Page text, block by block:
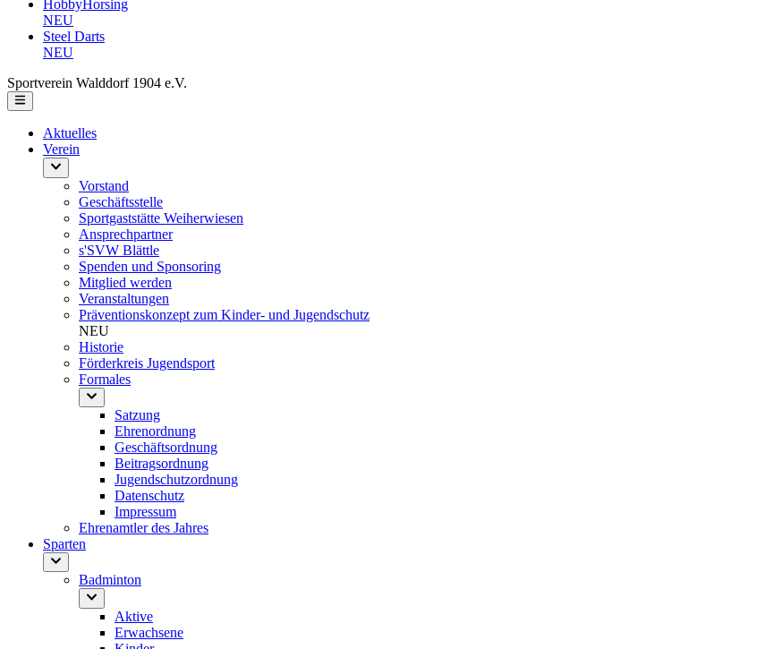
HobbyHorsing
NEU
Steel Darts
NEU
Sportverein Walddorf 1904 e.V.
Aktuelles
Verein
Vorstand
Geschäftsstelle
Sportgaststätte Weiherwiesen
Ansprechpartner
s'SVW Blättle
Spenden und Sponsoring
Mitglied werden
Veranstaltungen
Präventionskonzept zum Kinder- und Jugendschutz
NEU
Historie
Förderkreis Jugendsport
Formales
Satzung
Ehrenordnung
Geschäftsordnung
Beitragsordnung
Jugendschutzordnung
Datenschutz
Impressum
Ehrenamtler des Jahres
Sparten
Badminton
Aktive
Erwachsene